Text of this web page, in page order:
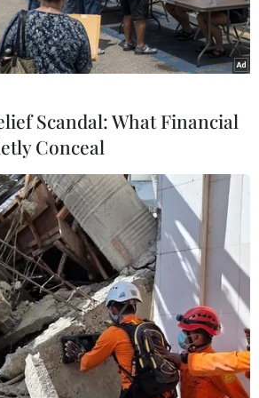
thi của Thu Thảo. (Ảnh: Hiển Khuất)
Việt tham dựHoa hậu quốc tế
Scandal: What Financial
Conceal